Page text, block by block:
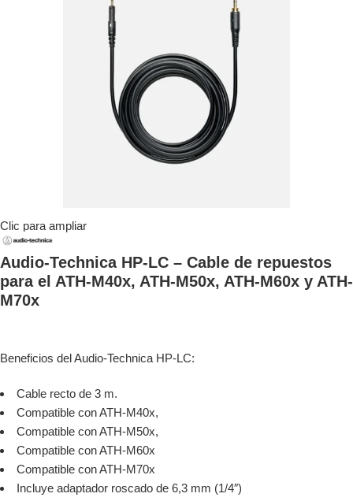
Clic para ampliar
Audio-Technica HP-LC – Cable de repuestos
para el ATH-M40x, ATH-M50x, ATH-M60x y ATH-
M70x
Beneficios del Audio-Technica HP-LC:
Cable recto de 3 m.
Compatible con ATH-M40x,
Compatible con ATH-M50x,
Compatible con ATH-M60x
Compatible con ATH-M70x
Incluye adaptador roscado de 6,3 mm (1/4″)